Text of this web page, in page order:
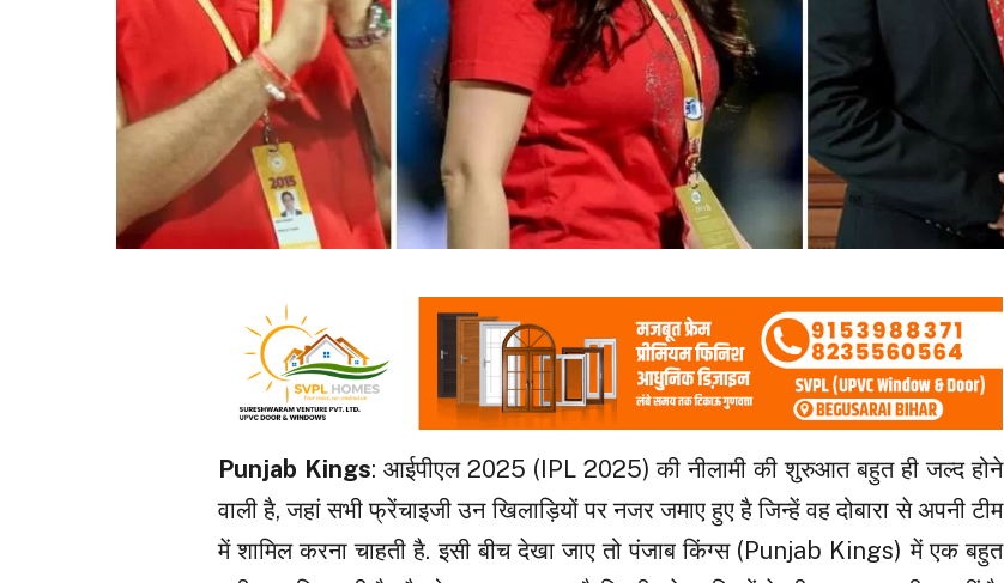
Punjab Kings: आईपीएल 2025 (IPL 2025) की नीलामी की शुरुआत बहुत ही जल्द होने
वाली है, जहां सभी फ्रेंचाइजी उन खिलाड़ियों पर नजर जमाए हुए है जिन्हें वह दोबारा से अपनी टीम
में शामिल करना चाहती है. इसी बीच देखा जाए तो पंजाब किंग्स (Punjab Kings) में एक बहुत